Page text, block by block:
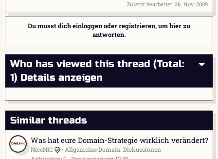
Zuletzt bearbeitet: 26. Nov. 2009
Du musst dich einloggen oder registrieren, um hier zu
antworten.
Who has viewed this thread (Total:
1) Details anzeigen
Similar threads
Was hat eure Domain-Strategie wirklich verändert?
NiceNIC
Allgemeine Domain-Diskussionen